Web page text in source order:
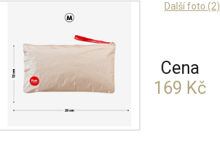
Další foto (2)
Cena
169 Kč